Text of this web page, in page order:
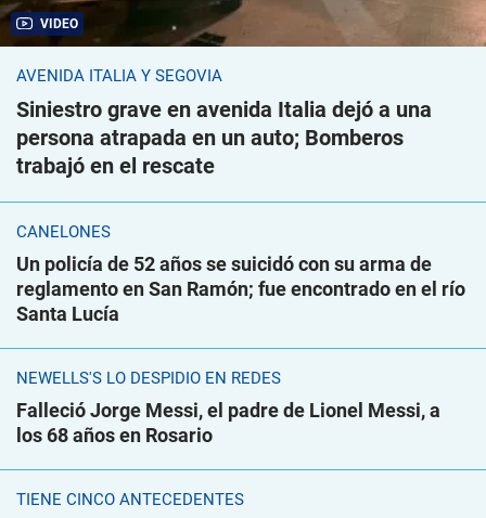
VIDEO
AVENIDA ITALIA Y SEGOVIA
Siniestro grave en avenida Italia dejó a una
persona atrapada en un auto; Bomberos
trabajó en el rescate
CANELONES
Un policía de 52 años se suicidó con su arma de
reglamento en San Ramón; fue encontrado en el río
Santa Lucía
NEWELLS'S LO DESPIDIÓ EN REDES
Falleció Jorge Messi, el padre de Lionel Messi, a
los 68 años en Rosario
TIENE CINCO ANTECEDENTES